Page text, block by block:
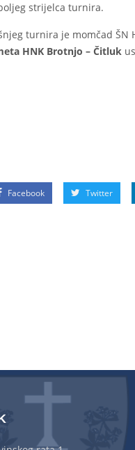
strijelca turnira.
turnira je momčad
HNK Brotnjo – Čitluk
Facebook Twitter